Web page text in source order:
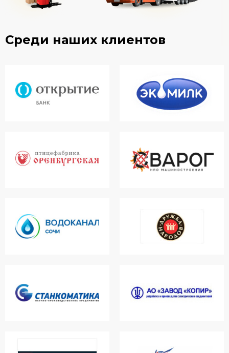
Среди наших клиентов